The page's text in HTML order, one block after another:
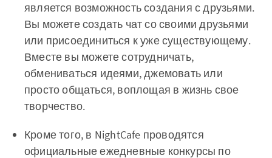
является возможность создания с друзьями.
Вы можете создать чат со своими друзьями
или присоединиться к уже существующему.
Вместе вы можете сотрудничать,
обмениваться идеями, джемовать или
просто общаться, воплощая в жизнь свое
творчество.
Кроме того, в NightCafe проводятся
официальные ежедневные конкурсы по